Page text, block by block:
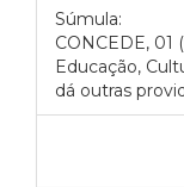
Súmula:
CONCEDE, 01
Educação,
dá outras